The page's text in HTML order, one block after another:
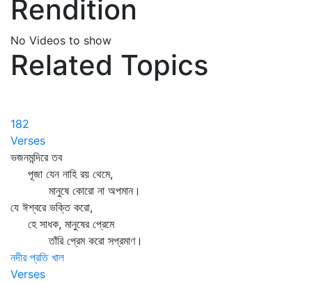
Rendition
No Videos to show
Related Topics
182
Verses
ভজনমন্দিরে তব
পূজা যেন নাহি রয় থেমে,
মানুষে কোরো না অপমান।
যে ঈশ্বরে ভক্তি করো,
হে সাধক, মানুষের প্রেমে
তাঁরি প্রেম করো সপ্রমাণ।
নদীর প্রতি খাল
Verses